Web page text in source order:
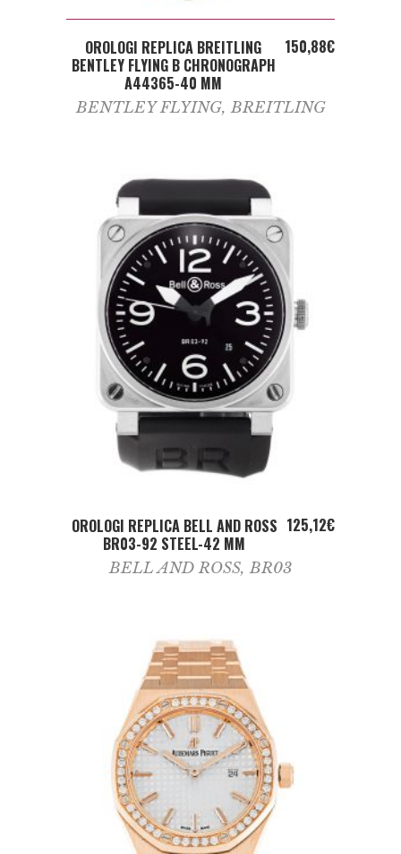
ADD TO CART
OROLOGI REPLICA BREITLING
BENTLEY FLYING B CHRONOGRAPH
A44365-40 MM
150,88€
BENTLEY FLYING,BREITLING
ADD TO CART
OROLOGI REPLICA BELL AND ROSS
BR03-92 STEEL-42 MM
125,12€
BELL AND ROSS,BR03